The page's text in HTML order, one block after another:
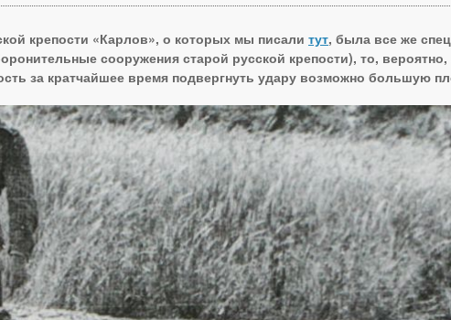
крепости «Карлов», о которых мы писали тут, была все же
сооружения старой русской крепости), то,
за кратчайшее время подвергнуть удару возможно большую